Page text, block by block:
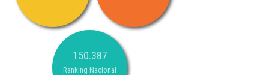
150.387
Ranking Nacional